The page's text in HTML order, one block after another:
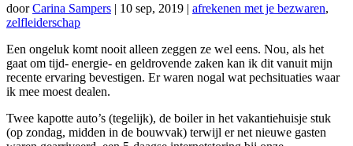
doorCarina Sampers | 10 sep, 2019 | afrekenen met je bezwaren,
zelfleiderschap
Een ongeluk komt nooit alleen zeggen ze wel eens. Nou, als het
gaat om tijd- energie- en geldrovende zaken kan ik dit vanuit mijn
recente ervaring bevestigen. Er waren nogal wat pechsituaties waar
ik mee moest dealen.
Twee kapotte auto’s (tegelijk), de boiler in het vakantiehuisje stuk
(op zondag, midden in de bouwvak) terwijl er net nieuwe gasten